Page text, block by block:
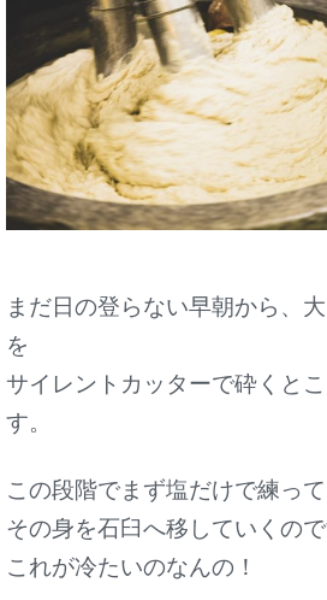
まだ日の登らない早朝から、
を
サイレントカッターで砕くと
す。
この段階でまず塩だけで練って
その身を石臼へ移していくの
これが冷たいのなんの！